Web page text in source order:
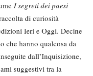
I segreti dei paesi
di curiosità
Ieri e Oggi. Decine
che hanno qualcosa da
dall’Inquisizione,
suggestivi tra la